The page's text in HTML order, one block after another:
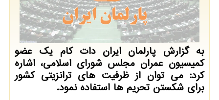
به گزارش پارلمان ایران دات کام یک عضو
کمیسیون عمران مجلس شورای اسلامی، اشاره
کرد: می توان از ظرفیت های ترانزیتی کشور
برای شکستن تحریم ها استفاده نمود.